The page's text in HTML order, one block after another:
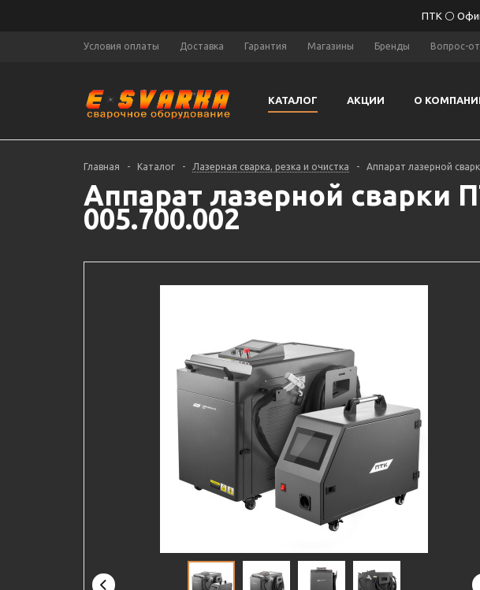
ПТК ⚪
Условия оплаты Доставка Гарантия Магазины Бренды Вопрос-
КАТАЛОГ АКЦИИ О
Главная - Каталог - Лазерная сварка, резка и очистка - Аппарат лазерной
Аппарат лазерной сварки
005.700.002